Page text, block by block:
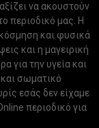
να ακουστούν
περιοδικό μας. Η
και φυσικά
και η μαγειρική
για την υγεία και
σωματικό
εσάς δεν είχαμε
περιοδικό για